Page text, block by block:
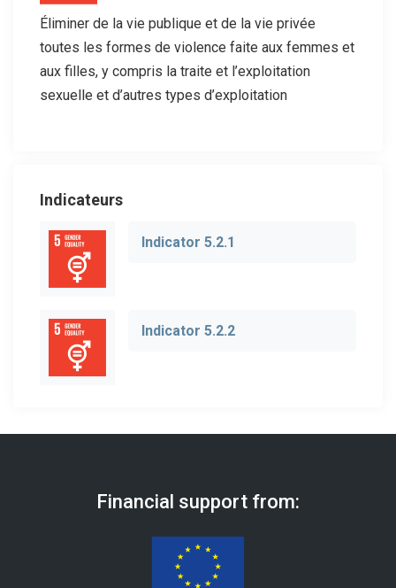
Éliminer de la vie publique et de la vie privée
toutes les formes de violence faite aux femmes et
aux filles, y compris la traite et l’exploitation
sexuelle et d’autres types d’exploitation
Indicateurs
Indicator 5.2.1
Indicator 5.2.2
Financial support from: